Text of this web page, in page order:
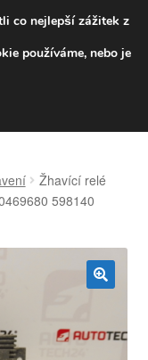
Kč
494 494
Žhavící relé
598140
co nejlepší zážitek z
používáme, nebo je